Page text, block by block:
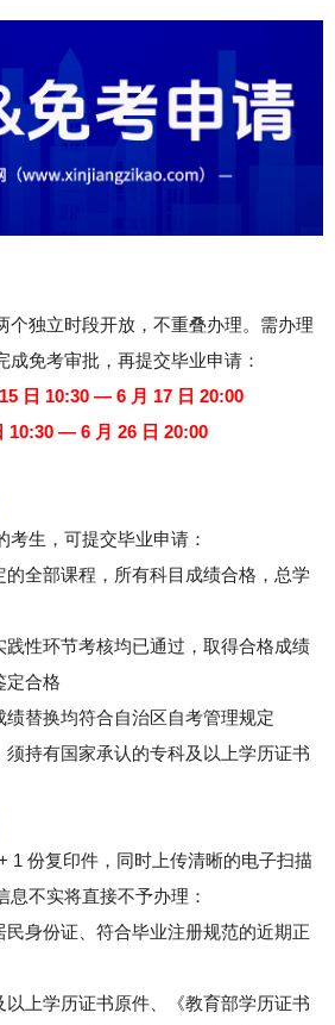
个独立时段开放，不重叠办理。需办理
成免考审批，再提交毕业申请：
日 10:30 — 6 月 17 日 20:00
10:30 — 6 月 26 日 20:00
考生，可提交毕业申请：
的全部课程，所有科目成绩合格，总学
践性环节考核均已通过，取得合格成绩
定合格
替换均符合自治区自考管理规定
持有国家承认的专科及以上学历证书
1 份复印件，同时上传清晰的电子扫描
不实将直接不予办理：
民身份证、符合毕业注册规范的近期正
以上学历证书原件、《教育部学历证书